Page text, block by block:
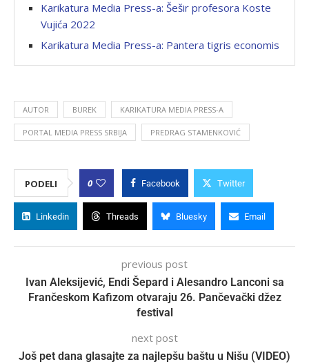
Karikatura Media Press-a: Šešir profesora Koste
Vujića 2022
Karikatura Media Press-a: Pantera tigris economis
AUTOR BUREK KARIKATURA MEDIA PRESS-A
PORTAL MEDIA PRESS SRBIJA PREDRAG STAMENKOVIĆ
PODELI 0 Facebook Twitter
Linkedin Threads Bluesky Email
previous post
Ivan Aleksijević, Endi Šepard i Alesandro Lanconi sa
Frančeskom Kafizom otvaraju 26. Pančevački džez
festival
next post
Još pet dana glasajte za najlepšu baštu u Nišu (VIDEO)